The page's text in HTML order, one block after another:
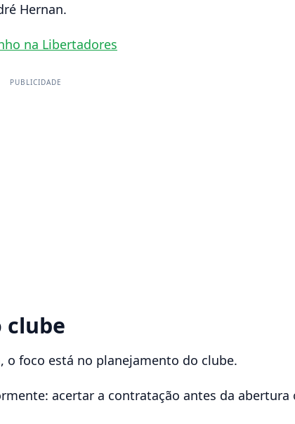
Hernan.
na Libertadores
PUBLICIDADE
clube
foco está no planejamento do clube.
acertar a contratação antes da abertura